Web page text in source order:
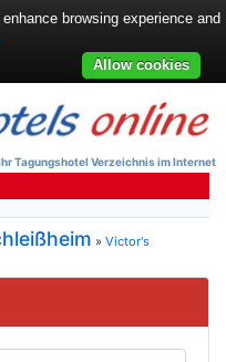
Tagungshotel Verzeichnis im Internet
» Victor's
browsing experience and
Allow cookies